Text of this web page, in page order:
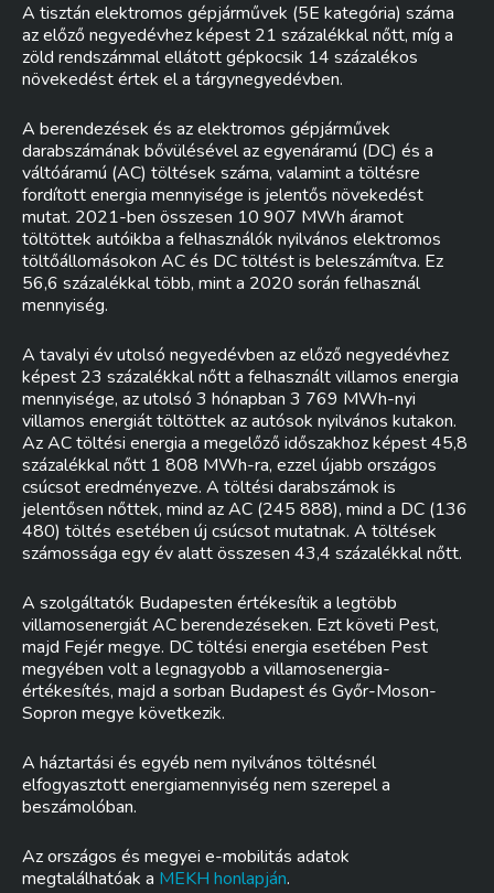
A tisztán elektromos gépjárművek (5E kategória) száma
az előző negyedévhez képest 21 százalékkal nőtt, míg a
zöld rendszámmal ellátott gépkocsik 14 százalékos
növekedést értek el a tárgynegyedévben.
A berendezések és az elektromos gépjárművek
darabszámának bővülésével az egyenáramú (DC) és a
váltóáramú (AC) töltések száma, valamint a töltésre
fordított energia mennyisége is jelentős növekedést
mutat. 2021-ben összesen 10 907 MWh áramot
töltöttek autóikba a felhasználók nyilvános elektromos
töltőállomásokon AC és DC töltést is beleszámítva. Ez
56,6 százalékkal több, mint a 2020 során felhasznál
mennyiség.
A tavalyi év utolsó negyedévben az előző negyedévhez
képest 23 százalékkal nőtt a felhasznált villamos energia
mennyisége, az utolsó 3 hónapban 3 769 MWh-nyi
villamos energiát töltöttek az autósok nyilvános kutakon.
Az AC töltési energia a megelőző időszakhoz képest 45,8
százalékkal nőtt 1 808 MWh-ra, ezzel újabb országos
csúcsot eredményezve. A töltési darabszámok is
jelentősen nőttek, mind az AC (245 888), mind a DC (136
480) töltés esetében új csúcsot mutatnak. A töltések
számossága egy év alatt összesen 43,4 százalékkal nőtt.
A szolgáltatók Budapesten értékesítik a legtöbb
villamosenergiát AC berendezéseken. Ezt követi Pest,
majd Fejér megye. DC töltési energia esetében Pest
megyében volt a legnagyobb a villamosenergia-
értékesítés, majd a sorban Budapest és Győr-Moson-
Sopron megye következik.
A háztartási és egyéb nem nyilvános töltésnél
elfogyasztott energiamennyiség nem szerepel a
beszámolóban.
Az országos és megyei e-mobilitás adatok
megtalálhatóak a MEKH honlapján.